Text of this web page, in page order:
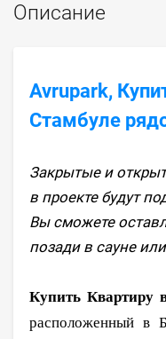
Описание
Avrupark,
Стамбуле
Закрытые и
в проекте будут
Вы сможете
позади в сауне
Купить Квартиру
расположенный в